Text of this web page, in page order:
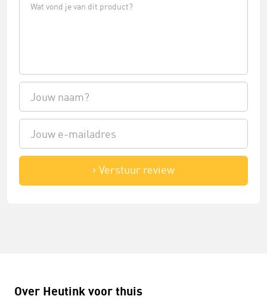
Verstuur review
Over Heutink voor thuis